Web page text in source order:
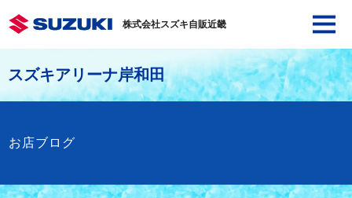
株式会社スズキ自販近畿
スズキアリーナ岸和田
お店ブログ